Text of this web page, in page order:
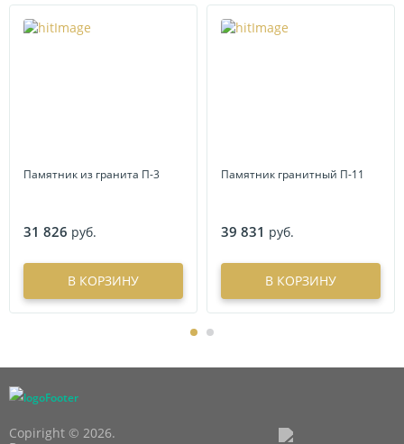
Памятник из гранита П-3
31 826 руб.
В КОРЗИНУ
Памятник гранитный П-11
39 831 руб.
В КОРЗИНУ
Copiright © 2026.